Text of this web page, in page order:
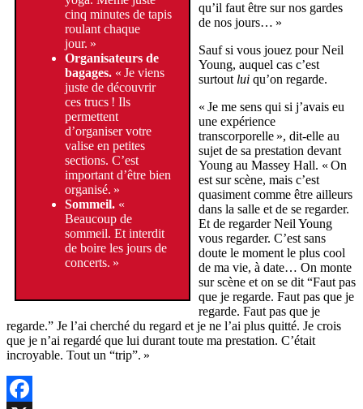
cinq minutes de tapis
roulant chaque
jour. »
Organisateurs de
bagages. « Je viens
juste de découvrir
ces trucs ! Ils
permettent
d’organiser votre
valise en petites
sections. C’est
important d’être bien
organisé. »
Sommeil. «
Beaucoup de
sommeil. Et interdit
de boire les jours de
concerts. »
qu’il faut être sur nos gardes
de nos jours… »
Sauf si vous jouez pour Neil
Young, auquel cas c’est
surtout luiqu’on regarde.
« Je me sens qui si j’avais eu
une expérience
transcorporelle », dit-elle au
sujet de sa prestation devant
Young au Massey Hall. « On
est sur scène, mais c’est
quasiment comme être ailleurs
dans la salle et de se regarder.
Et de regarder Neil Young
vous regarder. C’est sans
doute le moment le plus cool
de ma vie, à date… On monte
sur scène et on se dit “Faut pas
que je regarde. Faut pas que je
regarde. Faut pas que je
regarde.” Je l’ai cherché du regard et je ne l’ai plus quitté. Je crois
que je n’ai regardé que lui durant toute ma prestation. C’était
incroyable. Tout un “trip”. »